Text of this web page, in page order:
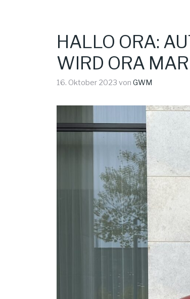
HALLO ORA:
WIRD ORA
16. Oktober 2023 von GWM